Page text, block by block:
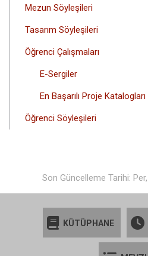
Mezun Söyleşileri
Tasarım Söyleşileri
Öğrenci Çalışmaları
E-Sergiler
En Başarılı Proje Katalogları
Öğrenci Söyleşileri
Son Güncelleme Tarihi:
KÜTÜPHANE